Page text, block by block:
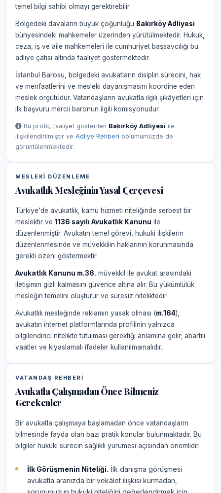
temel bilgi sahibi olmayı gerektirebilir.
Bölgedeki davaların büyük çoğunluğu Bakırköy Adliyesi
bünyesindeki mahkemeler üzerinden yürütülmektedir. Hukuk,
ceza, iş ve aile mahkemeleri ile cumhuriyet başsavcılığı bu
adliye çatısı altında faaliyet göstermektedir.
İstanbul Barosu, bölgedeki avukatların disiplin sürecini, hak
ve menfaatlerini ve mesleki dayanışmasını koordine eden
meslek örgütüdür. Vatandaşların avukatla ilgili şikâyetleri için
ilk başvuru mercii baronun ilgili komisyonudur.
Bu profil, faaliyet gösterilen Bakırköy Adliyesi ile
ilişkilendirilmiştir ve Adliye Rehberi bölümümüzde de
görüntülenmektedir.
MESLEKI DÜZENLEME
Avukatlık Mesleğinin Yasal Çerçevesi
Türkiye'de avukatlık, kamu hizmeti niteliğinde serbest bir
meslektir ve 1136 sayılı Avukatlık Kanunu ile
düzenlenmiştir. Avukatın temel görevi, hukuki ilişkilerin
düzenlenmesinde ve müvekkilin haklarının korunmasında
gerekli özeni göstermektir.
Avukatlık Kanunu m.36 , müvekkil ile avukat arasındaki
iletişimin gizli kalmasını güvence altına alır. Bu yükümlülük
mesleğin temelini oluşturur ve süresiz niteliktedir.
Avukatlık mesleğinde reklamın yasak olması (m.164),
avukatın internet platformlarında profilinin yalnızca
bilgilendirici nitelikte tutulması gerektiği anlamına gelir; abartılı
vaatler ve kıyaslamalı ifadeler kullanılmamalıdır.
VATANDAŞ REHBERI
Avukatla Çalışmadan Önce Bilmeniz
Gerekenler
Bir avukatla çalışmaya başlamadan önce vatandaşların
bilmesinde fayda olan bazı pratik konular bulunmaktadır. Bu
bilgiler hukuki sürecin sağlıklı yürümesi açısından önemlidir.
İlk Görüşmenin Niteliği. İlk danışma görüşmesi
avukatla aranızda bir vekâlet ilişkisi kurmadan,